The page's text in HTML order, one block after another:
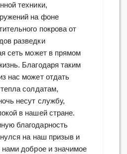
техники,
на фоне
покрова от
разведки
сеть может в прямом
Благодаря таким
нас может отдать
солдатам,
несут службу,
в нашей стране.
благодарность
на наш призыв и
нами доброе и значимое